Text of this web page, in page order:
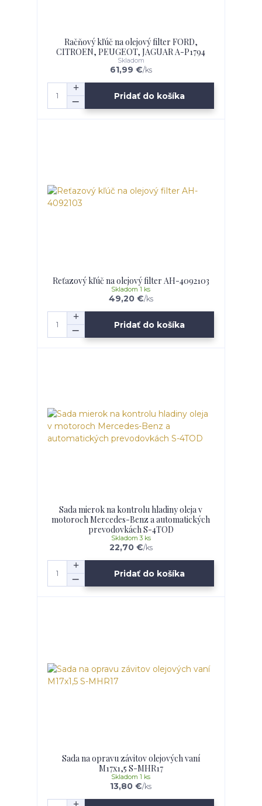
Račňový kľúč na olejový filter FORD,
CITROEN, PEUGEOT, JAGUAR A-P1794
61,99 €/ks
Skladom
Pridať do košíka
Reťazový kľúč na olejový filter AH-4092103
49,20 €/ks
Skladom 1 ks
Pridať do košíka
Sada mierok na kontrolu hladiny oleja v
motoroch Mercedes-Benz a automatických
prevodovkách S-4TOD
22,70 €/ks
Skladom 3 ks
Pridať do košíka
Sada na opravu závitov olejových vaní
M17x1,5 S-MHR17
13,80 €/ks
Skladom 1 ks